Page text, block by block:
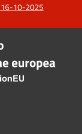
16-10-2025